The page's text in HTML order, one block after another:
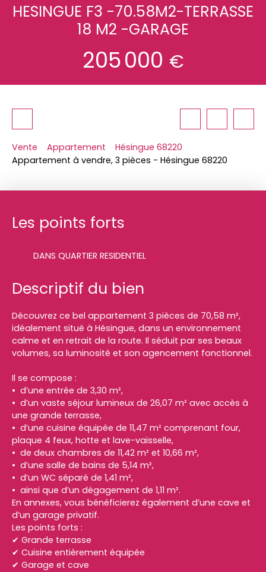
HESINGUE F3 -70.58M2-TERRASSE
18 M2 -GARAGE
205 000 €
Vente Appartement
Hésingue 68220
Appartement à vendre, 3 pièces - Hésingue 68220
Les points forts
DANS QUARTIER RESIDENTIEL
Descriptif du bien
Découvrez ce bel appartement 3 pièces de 70,58 m²,
idéalement situé à Hésingue, dans un environnement
calme et en retrait de la route. Il séduit par ses beaux
volumes, sa luminosité et son agencement fonctionnel.
Il se compose :
d’une entrée de 3,30 m²,
d’un vaste séjour lumineux de 26,07 m² avec accès à
une grande terrasse,
d’une cuisine équipée de 11,47 m² comprenant four,
plaque 4 feux, hotte et lave-vaisselle,
de deux chambres de 11,42 m² et 10,66 m²,
d’une salle de bains de 5,14 m²,
d’un WC séparé de 1,41 m²,
ainsi que d’un dégagement de 1,11 m².
En annexes, vous bénéficierez également d’une cave et
d’un garage privatif.
Les points forts :
✔ Grande terrasse
✔ Cuisine entièrement équipée
✔ Garage et cave